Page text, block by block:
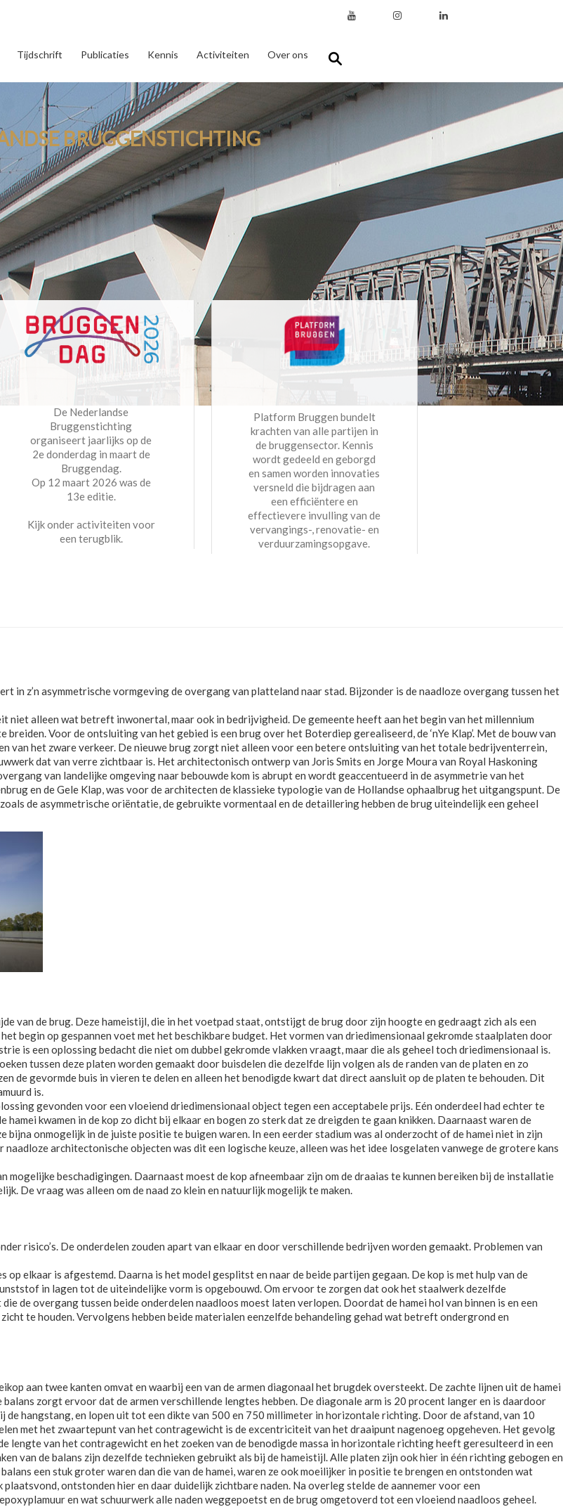
Tijdschrift Publicaties Kennis Activiteiten Over ons
BRUGGENSTICHTING
De Nederlandse
Bruggenstichting
organiseert jaarlijks op de
2e donderdag in maart de
Bruggendag.
Op 12 maart 2026 was de
13e editie.
Kijk onder activiteiten voor
een terugblik.
Platform Bruggen bundelt
krachten van alle partijen in
de bruggensector. Kennis
wordt gedeeld en geborgd
en samen worden innovaties
versneld die bijdragen aan
een efficiëntere en
effectievere invulling van de
vervangings-, renovatie- en
verduurzamingsopgave.
in z’n asymmetrische vormgeving de overgang van platteland naar stad. Bijzonder is de naadloze overgang tussen het
niet alleen wat betreft inwonertal, maar ook in bedrijvigheid. De gemeente heeft aan het begin van het millennium
Voor de ontsluiting van het gebied is een brug over het Boterdiep gerealiseerd, de ‘nYe Klap’. Met de bouw van
van het zware verkeer. De nieuwe brug zorgt niet alleen voor een betere ontsluiting van het totale bedrijventerrein,
dat van verre zichtbaar is. Het architectonisch ontwerp van Joris Smits en Jorge Moura van Royal Haskoning
van landelijke omgeving naar bebouwde kom is abrupt en wordt geaccentueerd in de asymmetrie van het
en de Gele Klap, was voor de architecten de klassieke typologie van de Hollandse ophaalbrug het uitgangspunt. De
de asymmetrische oriëntatie, de gebruikte vormentaal en de detaillering hebben de brug uiteindelijk een geheel
van de brug. Deze hameistijl, die in het voetpad staat, ontstijgt de brug door zijn hoogte en gedraagt zich als een
begin op gespannen voet met het beschikbare budget. Het vormen van driedimensionaal gekromde staalplaten door
is een oplossing bedacht die niet om dubbel gekromde vlakken vraagt, maar die als geheel toch driedimensionaal is.
tussen deze platen worden gemaakt door buisdelen die dezelfde lijn volgen als de randen van de platen en zo
de gevormde buis in vieren te delen en alleen het benodigde kwart dat direct aansluit op de platen te behouden. Dit
is.
gevonden voor een vloeiend driedimensionaal object tegen een acceptabele prijs. Eén onderdeel had echter te
kwamen in de kop zo dicht bij elkaar en bogen zo sterk dat ze dreigden te gaan knikken. Daarnaast waren de
bijna onmogelijk in de juiste positie te buigen waren. In een eerder stadium was al onderzocht of de hamei niet in zijn
architectonische objecten was dit een logische keuze, alleen was het idee losgelaten vanwege de grotere kans
beschadigingen. Daarnaast moest de kop afneembaar zijn om de draaias te kunnen bereiken bij de installatie
De vraag was alleen om de naad zo klein en natuurlijk mogelijk te maken.
risico’s. De onderdelen zouden apart van elkaar en door verschillende bedrijven worden gemaakt. Problemen van
op elkaar is afgestemd. Daarna is het model gesplitst en naar de beide partijen gegaan. De kop is met hulp van de
in lagen tot de uiteindelijke vorm is opgebouwd. Om ervoor te zorgen dat ook het staalwerk dezelfde
de overgang tussen beide onderdelen naadloos moest laten verlopen. Doordat de hamei hol van binnen is en een
te houden. Vervolgens hebben beide materialen eenzelfde behandeling gehad wat betreft ondergrond en
aan twee kanten omvat en waarbij een van de armen diagonaal het brugdek oversteekt. De zachte lijnen uit de hamei
zorgt ervoor dat de armen verschillende lengtes hebben. De diagonale arm is 20 procent langer en is daardoor
hangstang, en lopen uit tot een dikte van 500 en 750 millimeter in horizontale richting. Door de afstand, van 10
met het zwaartepunt van het contragewicht is de excentriciteit van het draaipunt nagenoeg opgeheven. Het gevolg
lengte van het contragewicht en het zoeken van de benodigde massa in horizontale richting heeft geresulteerd in een
van de balans zijn dezelfde technieken gebruikt als bij de hameistijl. Alle platen zijn ook hier in één richting gebogen en
een stuk groter waren dan die van de hamei, waren ze ook moeilijker in positie te brengen en ontstonden wat
ontstonden hier en daar duidelijk zichtbare naden. Na overleg stelde de aannemer voor een
en wat schuurwerk alle naden weggepoetst en de brug omgetoverd tot een vloeiend naadloos geheel.